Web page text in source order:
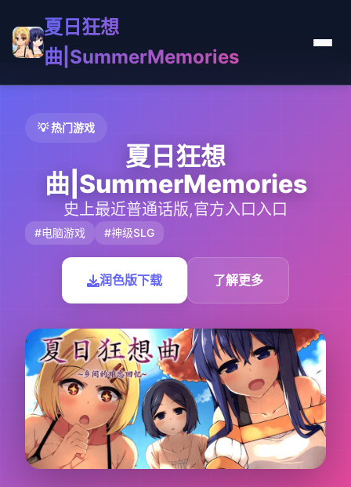
夏日狂想
曲|SummerMemories
💡 热门游戏
夏日狂想
曲|SummerMemories
史上最近普通话版,官方入口入口
#电脑游戏 #神级SLG
润色版下载 了解更多